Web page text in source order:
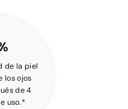
de la piel
los ojos
de 4
uso.*